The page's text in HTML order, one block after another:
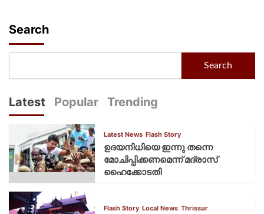
Search
Search
Latest Popular Trending
Latest News Flash Story
ഉദയനിധിയെ ഇന്നു തന്നെ
മോചിപ്പിക്കണമെന്ന് മദ്രാസ്
ഹൈക്കോടതി
Flash Story Local News Thrissur